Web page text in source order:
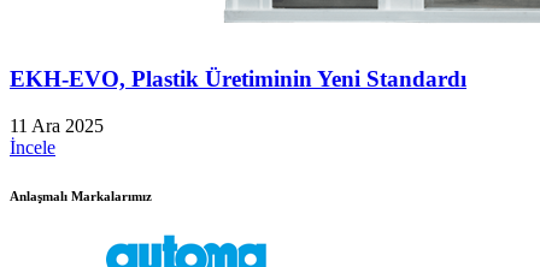
EKH-EVO, Plastik Üretiminin Yeni Standardı
11 Ara 2025
İncele
Anlaşmalı Markalarımız